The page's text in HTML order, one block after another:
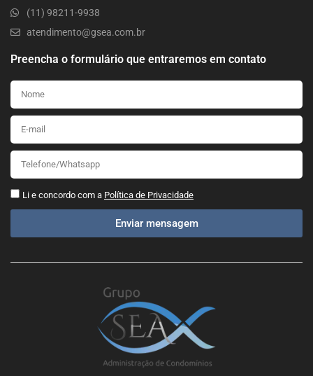
(11) 98211-9938
atendimento@gsea.com.br
Preencha o formulário que entraremos em contato
Li e concordo com a Política de Privacidade
Enviar mensagem